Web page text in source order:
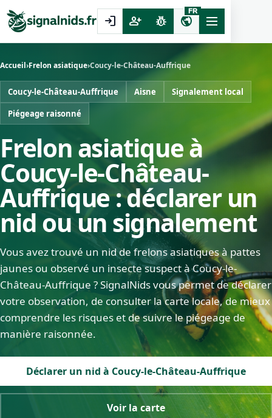
login person_add pest_control public
FR
Accueil›Frelon asiatique›Coucy-le-Château-Auffrique
Coucy-le-Château-Auffrique Aisne
Signalement local
Piégeage raisonné
Frelon asiatique à
Coucy-le-Château-
Auffrique : déclarer un
nid ou un signalement
Vous avez trouvé un nid de frelons asiatiques à pattes
jaunes ou observé un insecte suspect à Coucy-le-
Château-Auffrique ? SignalNids vous permet de déclarer
votre observation, de consulter la carte locale, de mieux
comprendre les risques et de suivre le piégeage de
manière raisonnée.
Déclarer un nid à Coucy-le-Château-Auffrique
Voir la carte